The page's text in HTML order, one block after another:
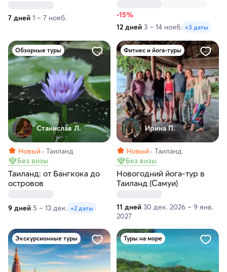
7 дней 1 – 7 нояб.
-15%
12 дней 3 – 14 нояб. +3 даты
Обзорные туры
Станислав Л.
Новый
Таиланд
Без визы
Таиланд: от Бангкока до
островов
9 дней 5 – 13 дек. +2 даты
Фитнес и йога-туры
Ирина П.
Новый
Таиланд
Без визы
Новогодний йога-тур в
Таиланд (Самуи)
11 дней 30 дек. 2026 – 9 янв.
2027
Экскурсионные туры Туры на море